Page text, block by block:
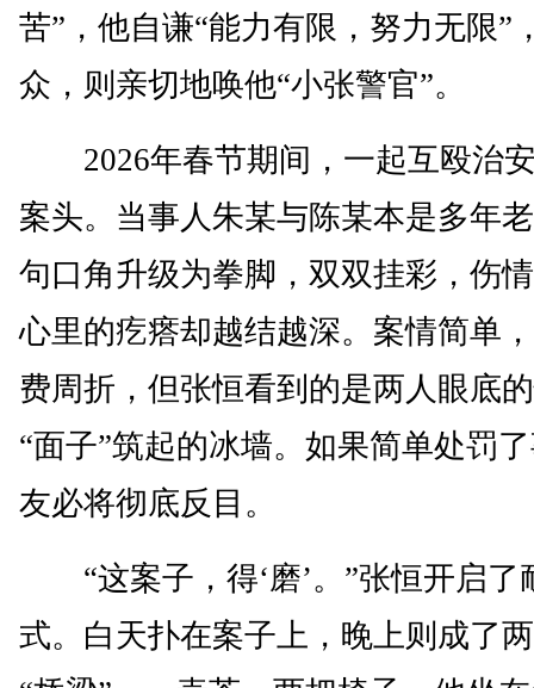
苦”，他自谦“能力有限，努力无限”
众，则亲切地唤他“小张警官”。
2026年春节期间，一起互殴治
案头。当事人朱某与陈某本是多年
句口角升级为拳脚，双双挂彩，伤
心里的疙瘩却越结越深。案情简单
费周折，但张恒看到的是两人眼底
“面子”筑起的冰墙。如果简单处罚
友必将彻底反目。
“这案子，得‘磨’。”张恒开启了
式。白天扑在案子上，晚上则成了